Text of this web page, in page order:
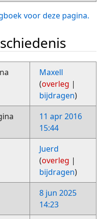
voor deze pagina.
Maxell
(overleg |
bijdragen)
11 apr 2016
15:44
Juerd
(overleg |
bijdragen)
8 jun 2025
14:23